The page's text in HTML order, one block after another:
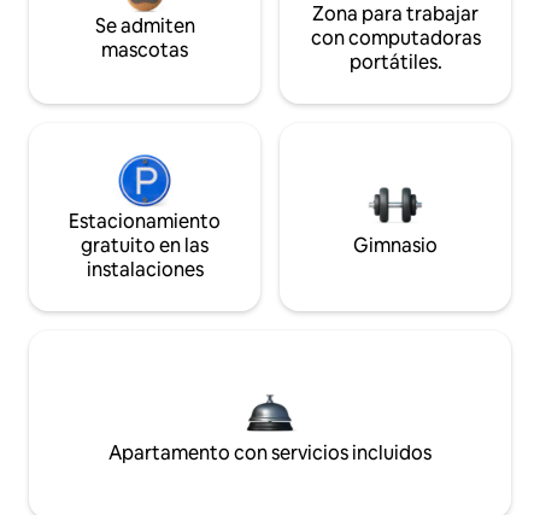
Se admiten
mascotas
Zona para trabajar
con computadoras
portátiles.
Estacionamiento
gratuito en las
instalaciones
Gimnasio
Apartamento con servicios incluidos